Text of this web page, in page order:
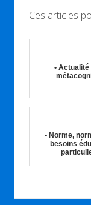
Ces articles
• Actualité
• Norme,
besoins